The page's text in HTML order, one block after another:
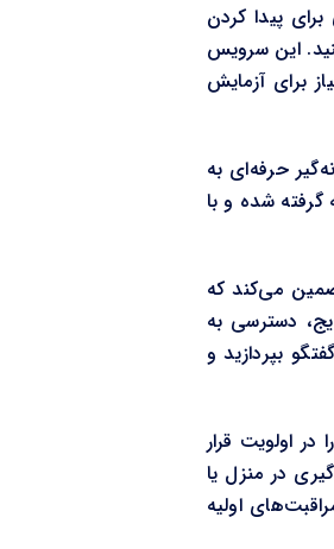
پیدا کردن
این سرویس
برای آزمایش
حرفه‌ای به
گرفته شده و با
می‌کند که
دسترسی به
بپردازید و
اولویت قرار
در منزل یا
اولیه